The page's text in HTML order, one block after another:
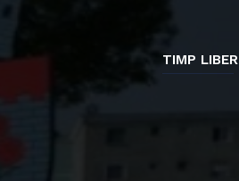
TIMP LIBER